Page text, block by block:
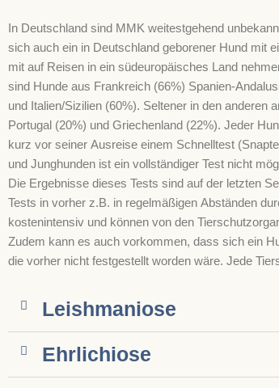
In Deutschland sind MMK weitestgehend
sich auch ein in Deutschland geborener Hund mit
mit auf Reisen in ein südeuropäisches Land
sind Hunde aus Frankreich (66%) Spanien-
und Italien/Sizilien (60%). Seltener in den anderen
Portugal (20%) und Griechenland (22%). Jeder
kurz vor seiner Ausreise einem Schnelltest
und Junghunden ist ein vollständiger Test nicht
Die Ergebnisse dieses Tests sind auf der letzten
Tests in vorher z.B. in regelmäßigen Abständen
kostenintensiv und können von den
Zudem kann es auch vorkommen, dass sich ein
die vorher nicht festgestellt worden wäre. Jede
Leishmaniose
Ehrlichiose